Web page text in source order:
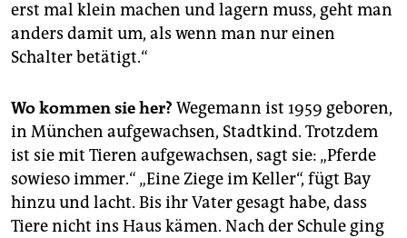
erst mal klein machen und lagern muss, geht man
anders damit um, als wenn man nur einen
Schalter betätigt.“
Wo kommen sie her? Wegemann ist 1959 geboren,
in München aufgewachsen, Stadtkind. Trotzdem
ist sie mit Tieren aufgewachsen, sagt sie: „Pferde
sowieso immer.“ „Eine Ziege im Keller“, fügt Bay
hinzu und lacht. Bis ihr Vater gesagt habe, dass
Tiere nicht ins Haus kämen. Nach der Schule ging